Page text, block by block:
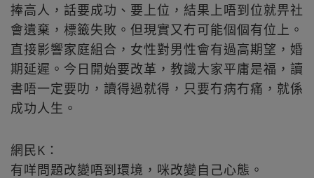
捧高人，話要成功、要上位，結果上唔到位就畀社
會遺棄，標籤失敗。但現實又冇可能個個有位上。
直接影響家庭組合，女性對男性會有過高期望，婚
期延遲。今日開始要改革，教識大家平庸是福，讀
書唔一定要叻，讀得過就得，只要冇病冇痛，就係
成功人生。
網民K：
有咩問題改變唔到環境，咪改變自己心態。